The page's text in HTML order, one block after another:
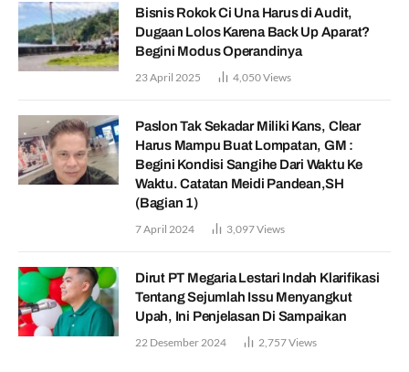
Bisnis Rokok Ci Una Harus di Audit,
Dugaan Lolos Karena Back Up Aparat?
Begini Modus Operandinya
23 April 2025 4,050Views
Paslon Tak Sekadar Miliki Kans, Clear
Harus Mampu Buat Lompatan, GM :
Begini Kondisi Sangihe Dari Waktu Ke
Waktu. Catatan Meidi Pandean,SH
(Bagian 1)
7 April 2024 3,097Views
Dirut PT Megaria Lestari Indah Klarifikasi
Tentang Sejumlah Issu Menyangkut
Upah, Ini Penjelasan Di Sampaikan
22 Desember 2024 2,757Views